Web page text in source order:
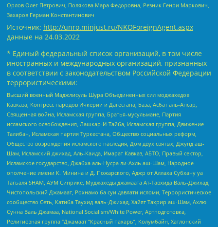
Орлов Олег Петрович, Полякова Мара Федоровна, Резник Генри Маркович,
Захаров Герман Константинович
Источник: http://unro.minjust.ru/NKOForeignAgent.aspx
данные на 24.03.2022
* Единый федеральный список организаций, в том числе
иностранных и международных организаций, признанных
в соответствии с законодательством Российской Федерации
террористическими:
Высший военный Маджлисуль Шура Объединенных сил моджахедов
Кавказа, Конгресс народов Ичкерии и Дагестана, База, Асбат аль-Ансар,
Священная война, Исламская группа, Братья-мусульмане, Партия
исламского освобождения, Лашкар-И-Тайба, Исламская группа, Движение
Талибан, Исламская партия Туркестана, Общество социальных реформ,
Общество возрождения исламского наследия, Дом двух святых, Джунд аш-
Шам, Исламский джихад, Аль-Каида, Имарат Кавказ, АБТО, Правый сектор,
Исламское государство, Джабха аль-Нусра ли-Ахль аш-Шам, Народное
ополчение имени К. Минина и Д. Пожарского, Аджр от Аллаха Субхану уа
Тагьаля SHAM, АУМ Синрике, Муджахеды джамаата Ат-Тавхида Валь-Джихад,
Чистопольский Джамаат, Рохнамо ба суи давлати исломи, Террористическое
сообщество Сеть, Катиба Таухид валь-Джихад, Хайят Тахрир аш-Шам, Ахлю
Сунна Валь Джамаа, National Socialism/White Power, Артподготовка,
Религиозная группа “Джамаат “Красный пахарь”, Колумбайн, Хатлонский